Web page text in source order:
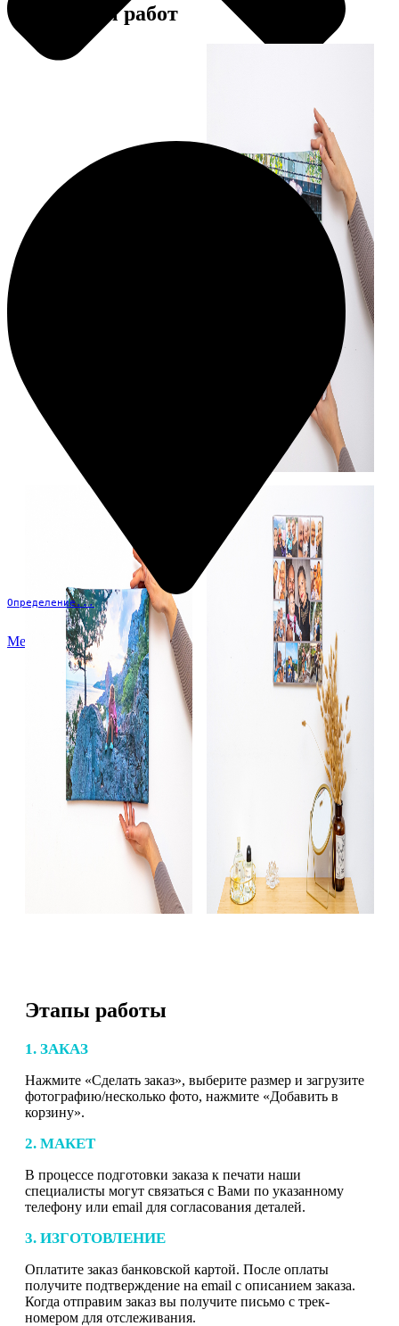
Определение...
Меню
Примеры работ
Этапы работы
1. ЗАКАЗ
Нажмите «Сделать заказ», выберите размер и загрузите
фотографию/несколько фото, нажмите «Добавить в
корзину».
2. МАКЕТ
В процессе подготовки заказа к печати наши
специалисты могут связаться с Вами по указанному
телефону или email для согласования деталей.
3. ИЗГОТОВЛЕНИЕ
Оплатите заказ банковской картой. После оплаты
получите подтверждение на email с описанием заказа.
Когда отправим заказ вы получите письмо с трек-
номером для отслеживания.